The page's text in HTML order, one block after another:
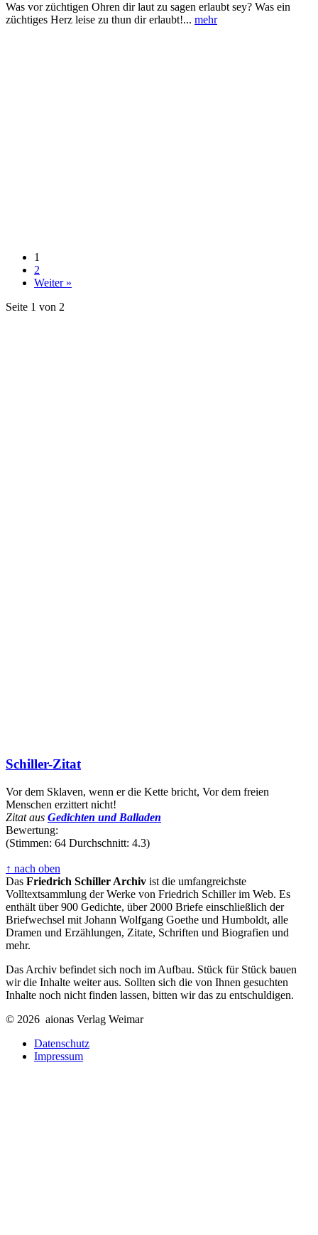
Was vor züchtigen Ohren dir laut zu sagen erlaubt sey? Was ein
züchtiges Herz leise zu thun dir erlaubt!... mehr
1
2
Weiter »
Seite 1 von 2
Schiller-Zitat
Vor dem Sklaven, wenn er die Kette bricht, Vor dem freien
Menschen erzittert nicht!
Zitat aus Gedichten und Balladen
Bewertung:
(Stimmen: 64 Durchschnitt: 4.3)
↑ nach oben
Das Friedrich Schiller Archiv ist die umfangreichste
Volltextsammlung der Werke von Friedrich Schiller im Web. Es
enthält über 900 Gedichte, über 2000 Briefe einschließlich der
Briefwechsel mit Johann Wolfgang Goethe und Humboldt, alle
Dramen und Erzählungen, Zitate, Schriften und Biografien und
mehr.
Das Archiv befindet sich noch im Aufbau. Stück für Stück bauen
wir die Inhalte weiter aus. Sollten sich die von Ihnen gesuchten
Inhalte noch nicht finden lassen, bitten wir das zu entschuldigen.
© 2026 aionas Verlag Weimar
Datenschutz
Impressum